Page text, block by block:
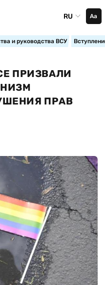
RU Аа
и руководства ВСУ
ПРИЗВАЛИ
ПРАВ